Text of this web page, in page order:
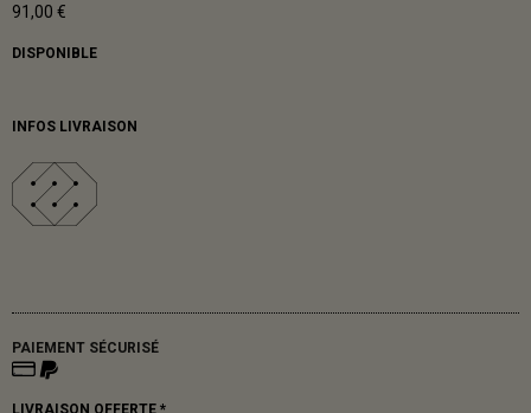
91,00 €
DISPONIBLE
INFOS LIVRAISON
PAIEMENT SÉCURISÉ
LIVRAISON OFFERTE *